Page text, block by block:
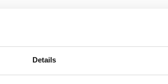
Details